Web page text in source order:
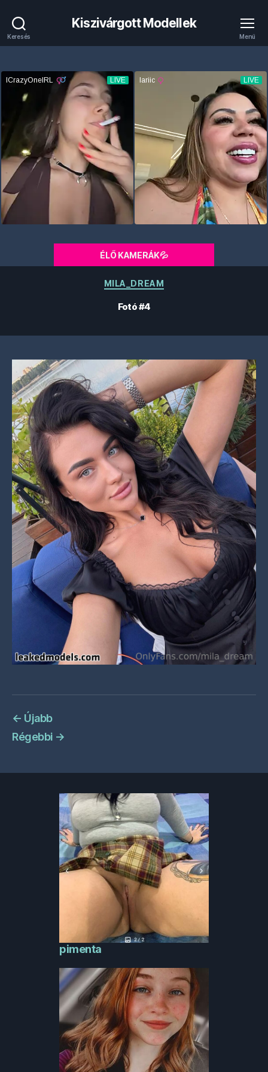
Keresés
Kiszivárgott Modellek
Menü
ÉLŐ KAMERÁK💦
Kategóriák
MILA_DREAM
Fotó #4
← Újabb
Régebbi →
pimenta